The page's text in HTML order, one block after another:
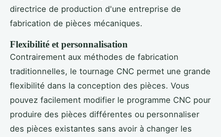
directrice de production d'une entreprise de
fabrication de pièces mécaniques.
Flexibilité et personnalisation
Contrairement aux méthodes de fabrication
traditionnelles, le tournage CNC permet une grande
flexibilité dans la conception des pièces. Vous
pouvez facilement modifier le programme CNC pour
produire des pièces différentes ou personnaliser
des pièces existantes sans avoir à changer les